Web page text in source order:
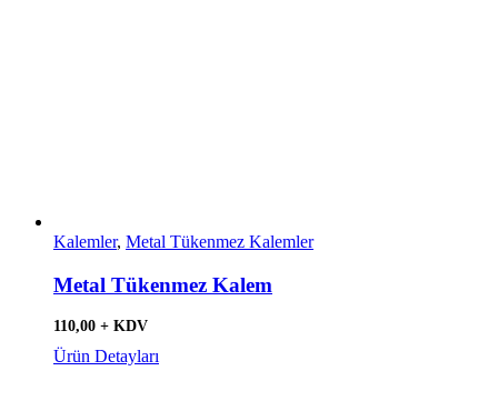
Kalemler, Metal Tükenmez Kalemler
Metal Tükenmez Kalem
110,00 + KDV
Ürün Detayları